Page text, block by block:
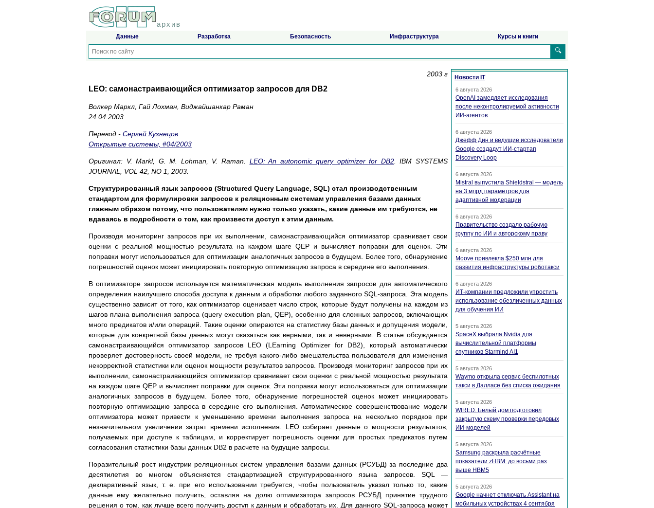
архив
Данные Разработка Безопасность Инфраструктура Курсы и книги
🔍
2003 г
LEO: самонастраивающийся оптимизатор запросов для DB2
Волкер Маркл, Гай Лохман, Виджайшанкар Раман
24.04.2003
Перевод - Сергей Кузнецов
Открытые системы, #04/2003
Оригинал: V. Markl, G. M. Lohman, V. Raman. LEO: An autonomic query optimizer for DB2. IBM SYSTEMS
JOURNAL, VOL 42, NO 1, 2003.
Структурированный язык запросов (Structured Query Language, SQL) стал производственным
стандартом для формулировки запросов к реляционным системам управления базами данных
главным образом потому, что пользователям нужно только указать, какие данные им требуются, не
вдаваясь в подробности о том, как произвести доступ к этим данным.
Производя мониторинг запросов при их выполнении, самонастраивающийся оптимизатор сравнивает свои
оценки с реальной мощностью результата на каждом шаге QEP и вычисляет поправки для оценок. Эти
поправки могут использоваться для оптимизации аналогичных запросов в будущем. Более того, обнаружение
погрешностей оценок может инициировать повторную оптимизацию запроса в середине его выполнения.
В оптимизаторе запросов используется математическая модель выполнения запросов для автоматического
определения наилучшего способа доступа к данным и обработки любого заданного SQL-запроса. Эта модель
существенно зависит от того, как оптимизатор оценивает число строк, которые будут получены на каждом из
шагов плана выполнения запроса (query execution plan, QEP), особенно для сложных запросов, включающих
много предикатов и/или операций. Такие оценки опираются на статистику базы данных и допущения модели,
которые для конкретной базы данных могут оказаться как верными, так и неверными. В статье обсуждается
самонастраивающийся оптимизатор запросов LEO (LEarning Optimizer for DB2), который автоматически
проверяет достоверность своей модели, не требуя какого-либо вмешательства пользователя для изменения
некорректной статистики или оценок мощности результатов запросов. Производя мониторинг запросов при их
выполнении, самонастраивающийся оптимизатор сравнивает свои оценки с реальной мощностью результата
на каждом шаге QEP и вычисляет поправки для оценок. Эти поправки могут использоваться для оптимизации
аналогичных запросов в будущем. Более того, обнаружение погрешностей оценок может инициировать
повторную оптимизацию запроса в середине его выполнения. Автоматическое совершенствование модели
оптимизатора может привести к уменьшению времени выполнения запроса на несколько порядков при
незначительном увеличении затрат времени исполнения. LEO собирает данные о мощности результатов,
получаемых при доступе к таблицам, и корректирует погрешность оценки для простых предикатов путем
согласования статистики базы данных DB2 в расчете на будущие запросы.
Поразительный рост индустрии реляционных систем управления базами данных (РСУБД) за последние два
десятилетия во многом объясняется стандартизацией структурированного языка запросов. SQL —
декларативный язык, т. е. при его использовании требуется, чтобы пользователь указал только то, какие
данные ему желательно получить, оставляя на долю оптимизатора запросов РСУБД принятие трудного
решения о том, как лучше всего получить доступ к данным и обработать их. Для данного SQL-запроса может
Новости IT
6 августа 2026
OpenAI замедляет исследования
после неконтролируемой активности
ИИ-агентов
6 августа 2026
Джефф Дин и ведущие исследователи
Google создадут ИИ-стартап
Discovery Loop
6 августа 2026
Mistral выпустила Shieldstral — модель
на 3 млрд параметров для
адаптивной модерации
6 августа 2026
Правительство создало рабочую
группу по ИИ и авторскому праву
6 августа 2026
Moove привлекла $250 млн для
развития инфраструктуры роботакси
6 августа 2026
ИТ-компании предложили упростить
использование обезличенных данных
для обучения ИИ
5 августа 2026
SpaceX выбрала Nvidia для
вычислительной платформы
спутников Starmind AI1
5 августа 2026
Waymo открыла сервис беспилотных
такси в Далласе без списка ожидания
5 августа 2026
WIRED: Белый дом подготовил
закрытую схему проверки передовых
ИИ-моделей
5 августа 2026
Samsung раскрыла расчётные
показатели zHBM: до восьми раз
выше HBM5
5 августа 2026
Google начнет отключать Assistant на
мобильных устройствах 4 сентября